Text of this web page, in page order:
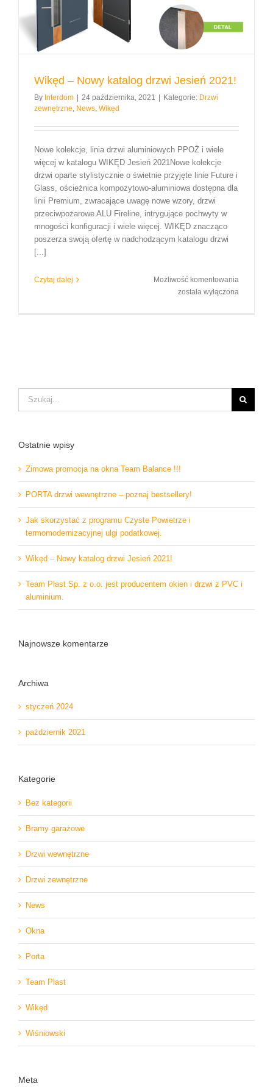
Wikęd – Nowy katalog drzwi Jesień 2021!
By Interdom 24 października, 2021 Kategorie: Drzwi
zewnętrzne, News, Wikęd
Nowe kolekcje, linia drzwi aluminiowych PPOŻ i wiele
więcej w katalogu WIKĘD Jesień 2021Nowe kolekcje
drzwi oparte stylistycznie o świetnie przyjęte linie Future i
Glass, ościeżnica kompozytowo-aluminiowa dostępna dla
linii Premium, zwracające uwagę nowe wzory, drzwi
przeciwpożarowe ALU Fireline, intrygujące pochwyty w
mnogości konfiguracji i wiele więcej. WIKĘD znacząco
poszerza swoją ofertę w nadchodzącym katalogu drzwi
[...]
Czytaj dalej Możliwość komentowania
została wyłączona
Ostatnie wpisy
Zimowa promocja na okna Team Balance !!!
PORTA drzwi wewnętrzne – poznaj bestsellery!
Jak skorzystać z programu Czyste Powietrze i
termomodernizacyjnej ulgi podatkowej.
Wikęd – Nowy katalog drzwi Jesień 2021!
Team Plast Sp. z o.o. jest producentem okien i drzwi z PVC i
aluminium.
Najnowsze komentarze
Archiwa
styczeń 2024
październik 2021
Kategorie
Bez kategorii
Bramy garażowe
Drzwi wewnętrzne
Drzwi zewnętrzne
News
Okna
Porta
Team Plast
Wikęd
Wiśniowski
Meta